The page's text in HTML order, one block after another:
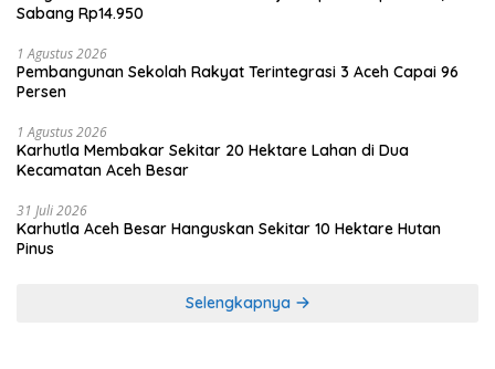
Sabang Rp14.950
1 Agustus 2026
Pembangunan Sekolah Rakyat Terintegrasi 3 Aceh Capai 96
Persen
1 Agustus 2026
Karhutla Membakar Sekitar 20 Hektare Lahan di Dua
Kecamatan Aceh Besar
31 Juli 2026
Karhutla Aceh Besar Hanguskan Sekitar 10 Hektare Hutan
Pinus
Selengkapnya